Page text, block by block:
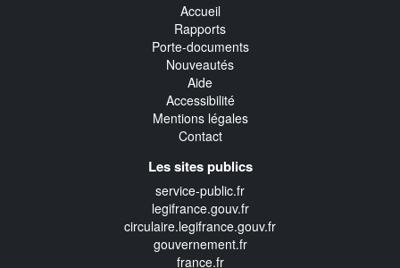
Accueil
Rapports
Porte-documents
Nouveautés
Aide
Accessibilité
Mentions légales
Contact
Les sites publics
service-public.fr
legifrance.gouv.fr
circulaire.legifrance.gouv.fr
gouvernement.fr
france.fr